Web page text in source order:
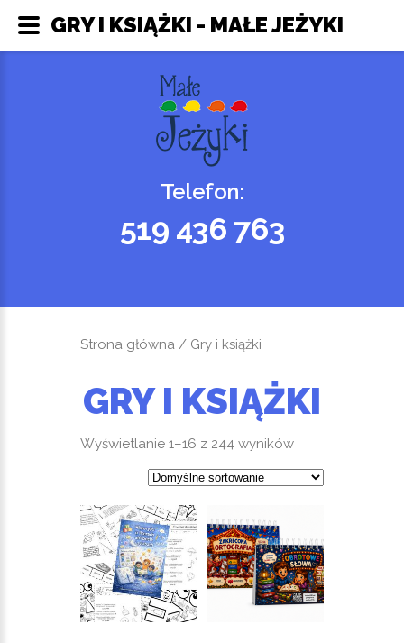
Telefon:
519 436 763
Strona główna / Gry i książki
GRY I KSIĄŻKI
Wyświetlanie 1–16 z 244 wyników
GRY I KSIĄŻKI - MAŁE JEŻYKI